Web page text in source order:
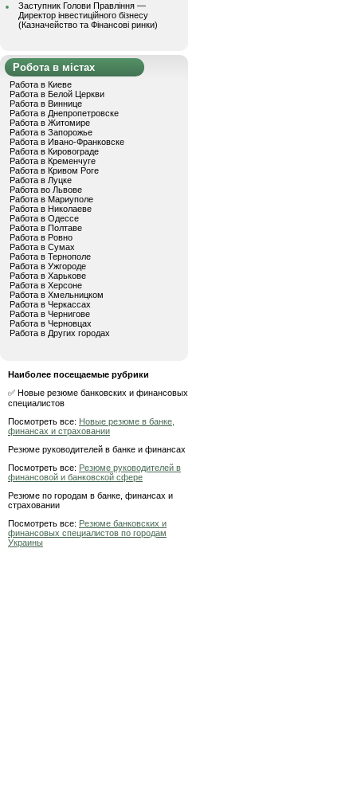
Заступник Голови Правління —
Директор інвестиційного бізнесу
(Казначейство та Фінансові ринки)
Робота в містах
Работа в Киеве
Работа в Белой Церкви
Работа в Виннице
Работа в Днепропетровске
Работа в Житомире
Работа в Запорожье
Работа в Ивано-Франковске
Работа в Кировограде
Работа в Кременчуге
Работа в Кривом Роге
Работа в Луцке
Работа во Львове
Работа в Мариуполе
Работа в Николаеве
Работа в Одессе
Работа в Полтаве
Работа в Ровно
Работа в Сумах
Работа в Тернополе
Работа в Ужгороде
Работа в Харькове
Работа в Херсоне
Работа в Хмельницком
Работа в Черкассах
Работа в Чернигове
Работа в Черновцах
Работа в Других городах
Наиболее посещаемые рубрики
✅ Новые резюме банковских и финансовых
специалистов
Посмотреть все: Новые резюме в банке,
финансах и страховании
Резюме руководителей в банке и финансах
Посмотреть все: Резюме руководителей в
финансовой и банковской сфере
Резюме по городам в банке, финансах и
страховании
Посмотреть все: Резюме банковских и
финансовых специалистов по городам
Украины